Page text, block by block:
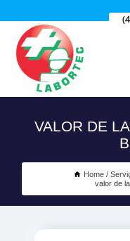
VALOR DE
Home
valor de